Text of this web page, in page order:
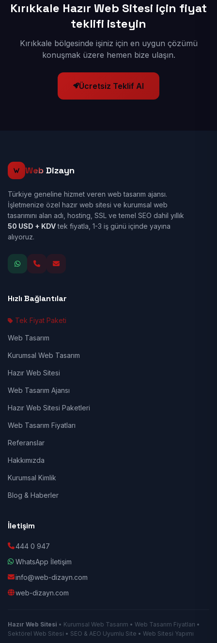
Kırıkkale Hazır Web Sitesi için fiyat
teklifi isteyin
Kırıkkale bölgesinde işiniz için en uygun çözümü
konuşmak üzere hemen bize ulaşın.
Ücretsiz Teklif Al
Web Dizayn
Türkiye geneline hizmet veren web tasarım ajansı.
İşletmenize özel hazır web sitesi ve kurumsal web
tasarımını alan adı, hosting, SSL ve temel SEO dahil yıllık
50 USD + KDVtek fiyatla, 1-3 iş günü içinde yayına
alıyoruz.
Hızlı Bağlantılar
Tek Fiyat Paketi
Web Tasarım
Kurumsal Web Tasarım
Hazır Web Sitesi
Web Tasarım Ajansı
Hazır Web Sitesi Paketleri
Web Tasarım Fiyatları
Referanslar
Hakkımızda
Kurumsal Kimlik
Blog & Haberler
İletişim
444 0 947
WhatsApp İletişim
info@web-dizayn.com
web-dizayn.com
Hazır Web Sitesi • Kurumsal Web Tasarım • Web Tasarım Fiyatları •
Sektörel Web Sitesi • SEO & AEO Uyumlu Site • Web Sitesi Yapımı